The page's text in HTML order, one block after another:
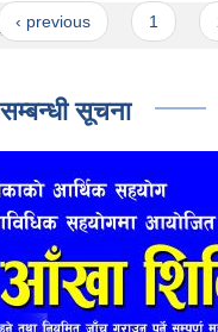
previous
सूचना